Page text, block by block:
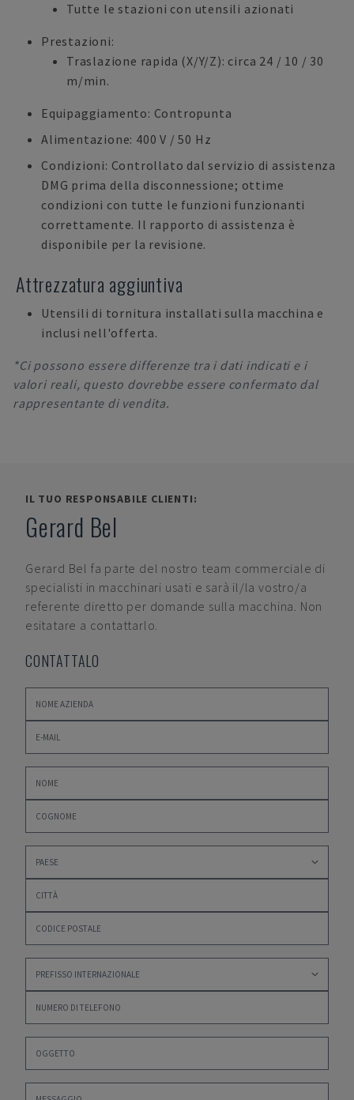
Tutte le stazioni con utensili azionati
Prestazioni:
Traslazione rapida (X/Y/Z): circa 24 / 10 / 30
m/min.
Equipaggiamento: Contropunta
Alimentazione: 400 V / 50 Hz
Condizioni: Controllato dal servizio di assistenza
DMG prima della disconnessione; ottime
condizioni con tutte le funzioni funzionanti
correttamente. Il rapporto di assistenza è
disponibile per la revisione.
Attrezzatura aggiuntiva
Utensili di tornitura installati sulla macchina e
inclusi nell'offerta.
*Ci possono essere differenze tra i dati indicati e i
valori reali, questo dovrebbe essere confermato dal
rappresentante di vendita.
IL TUO RESPONSABILE CLIENTI:
Gerard Bel
Gerard Bel fa parte del nostro team commerciale di
specialisti in macchinari usati e sarà il/la vostro/a
referente diretto per domande sulla macchina. Non
esitatare a contattarlo.
CONTATTALO